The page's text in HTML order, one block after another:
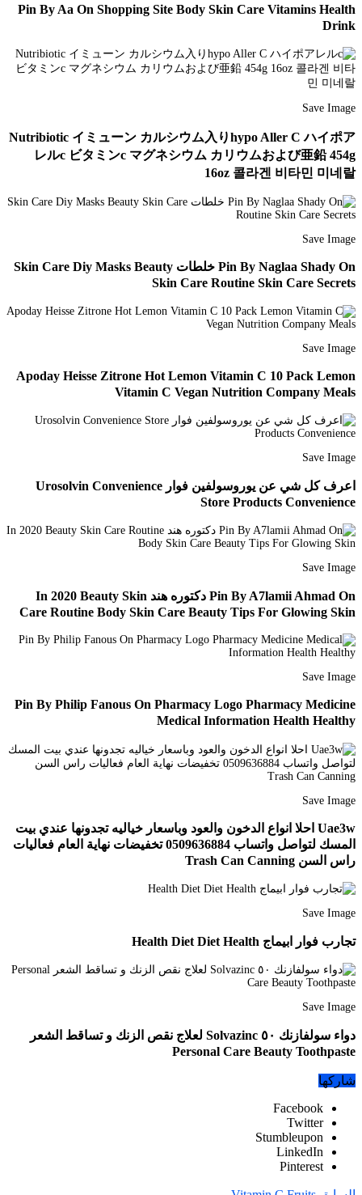
Pin By Aa On Shopping Site Body Skin Care Vitamins Health
Drink
Save Image
Nutribiotic イミューン カルシウム入りhypo Aller C ハイポア
レルc ビタミンc マグネシウム カリウムおよび亜鉛 454g
16oz 콜라겐 비타민 미네랄
Save Image
Pin By Naglaa Shady On خلطات Skin Care Diy Masks Beauty
Skin Care Routine Skin Care Secrets
Save Image
Apoday Heisse Zitrone Hot Lemon Vitamin C 10 Pack Lemon
Vitamin C Vegan Nutrition Company Meals
Save Image
اعرف كل شي عن يوروسولفين فوار Urosolvin Convenience
Store Products Convenience
Save Image
Pin By A7lamii Ahmad On دكتوره هند In 2020 Beauty Skin
Care Routine Body Skin Care Beauty Tips For Glowing Skin
Save Image
Pin By Philip Fanous On Pharmacy Logo Pharmacy Medicine
Medical Information Health Healthy
Save Image
Uae3w احلا انواع الدخون والعود وباسعار خياليه تجدونها عندي بيت
المسك لتواصل واتساب 0509636884 تخفيضات نهاية العام فعاليات
راس السن Trash Can Canning
Save Image
تجارب فوار ابيماج Health Diet Diet Health
Save Image
دواء سولفازنك ٥٠ Solvazinc لعلاج نقص الزنك و تساقط الشعر
Personal Care Beauty Toothpaste
شاركها
Facebook
Twitter
Stumbleupon
LinkedIn
Pinterest